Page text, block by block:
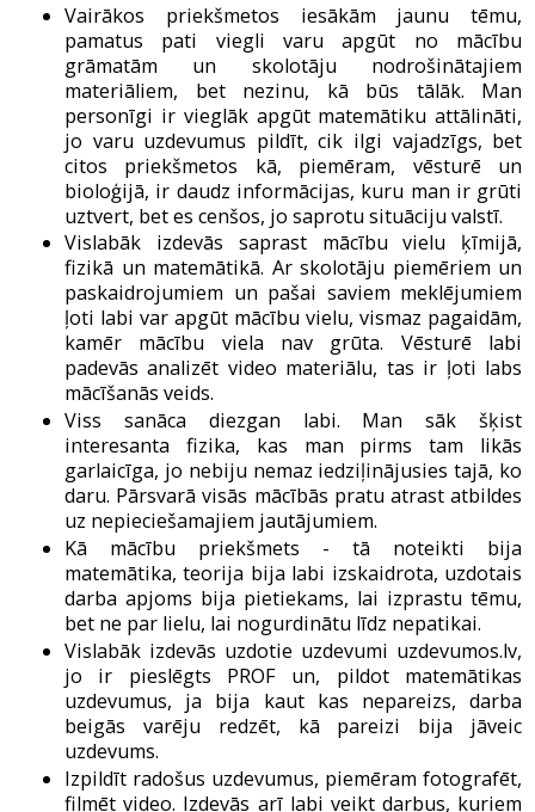
Vairākos priekšmetos iesākām jaunu tēmu,
pamatus pati viegli varu apgūt no mācību
grāmatām un skolotāju nodrošinātajiem
materiāliem, bet nezinu, kā būs tālāk. Man
personīgi ir vieglāk apgūt matemātiku attālināti,
jo varu uzdevumus pildīt, cik ilgi vajadzīgs, bet
citos priekšmetos kā, piemēram, vēsturē un
bioloģijā, ir daudz informācijas, kuru man ir grūti
uztvert, bet es cenšos, jo saprotu situāciju valstī.
Vislabāk izdevās saprast mācību vielu ķīmijā,
fizikā un matemātikā. Ar skolotāju piemēriem un
paskaidrojumiem un pašai saviem meklējumiem
ļoti labi var apgūt mācību vielu, vismaz pagaidām,
kamēr mācību viela nav grūta. Vēsturē labi
padevās analizēt video materiālu, tas ir ļoti labs
mācīšanās veids.
Viss sanāca diezgan labi. Man sāk šķist
interesanta fizika, kas man pirms tam likās
garlaicīga, jo nebiju nemaz iedziļinājusies tajā, ko
daru. Pārsvarā visās mācībās pratu atrast atbildes
uz nepieciešamajiem jautājumiem.
Kā mācību priekšmets - tā noteikti bija
matemātika, teorija bija labi izskaidrota, uzdotais
darba apjoms bija pietiekams, lai izprastu tēmu,
bet ne par lielu, lai nogurdinātu līdz nepatikai.
Vislabāk izdevās uzdotie uzdevumi uzdevumos.lv,
jo ir pieslēgts PROF un, pildot matemātikas
uzdevumus, ja bija kaut kas nepareizs, darba
beigās varēju redzēt, kā pareizi bija jāveic
uzdevums.
Izpildīt radošus uzdevumus, piemēram fotografēt,
filmēt video. Izdevās arī labi veikt darbus, kuriem